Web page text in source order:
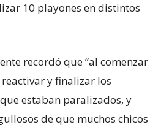
10 playones en distintos
recordó que “al comenzar
y finalizar los
estaban paralizados, y
de que muchos chicos